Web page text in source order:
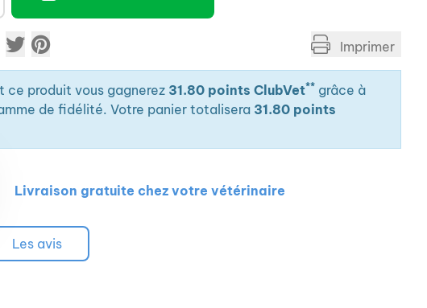
Imprimer
ce produit vous gagnerez 31.80 points ClubVet** grâce à
de fidélité. Votre panier totalisera 31.80 points
Livraison gratuite chez votre vétérinaire
Les avis